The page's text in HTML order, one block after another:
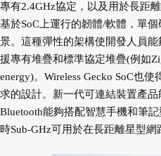
專有2.4GHz協定，以及用於長距
基於SoC上運行的韌體/軟體，單
景。這種彈性的架構使開發人員
援專有堆疊和標準協定堆疊(例如
energy)。Wireless Gecko SoC也
求的設計。新一代可連結裝置產
Bluetooth能夠搭配智慧手機和筆
時Sub-GHz可用於在長距離星型網